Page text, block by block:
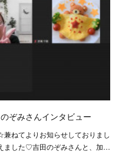
ぞみさんインタビュー
ねてよりお知らせしておりまし
ました♡吉田のぞみさんと、加…